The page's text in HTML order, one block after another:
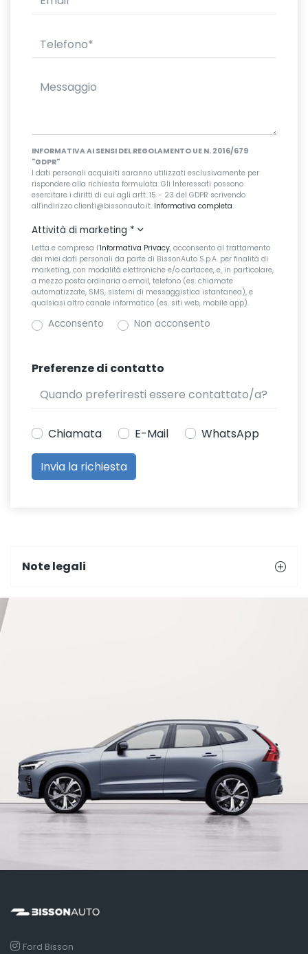
INFORMATIVA AI SENSI DEL REGOLAMENTO UE N. 2016/679
"GDPR"
I dati personali acquisiti saranno utilizzati esclusivamente per
rispondere alla richiesta formulata. Gli Interessati possono
esercitare i diritti di cui agli artt. 15 - 23 del GDPR scrivendo
all'indirizzo clienti@bissonauto.it. Informativa completa.
Attività di marketing *
Letta e compresa l’Informativa Privacy, acconsento al trattamento
dei miei dati personali da parte di BissonAuto S.p.A. per finalità di
marketing, con modalità elettroniche e/o cartacee, e, in particolare,
a mezzo posta ordinaria o email, telefono (es. chiamate
automatizzate, SMS, sistemi di messaggistica istantanea), e
qualsiasi altro canale informatico (es. siti web, mobile app).
Acconsento Non acconsento
Preferenze di contatto
Chiamata E-Mail WhatsApp
Note legali
Ford Bisson